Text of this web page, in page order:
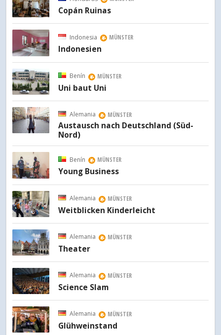
Copán Ruinas
Indonesia MÜNSTER
Indonesien
Benín MÜNSTER
Uni baut Uni
Alemania MÜNSTER
Austausch nach Deutschland (Süd-
Nord)
Benín MÜNSTER
Young Business
Alemania MÜNSTER
Weitblicken Kinderleicht
Alemania MÜNSTER
Theater
Alemania MÜNSTER
Science Slam
Alemania MÜNSTER
Glühweinstand